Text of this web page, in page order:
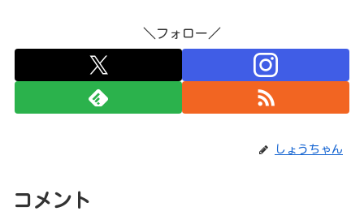
＼フォロー／
しょうちゃん
コメント